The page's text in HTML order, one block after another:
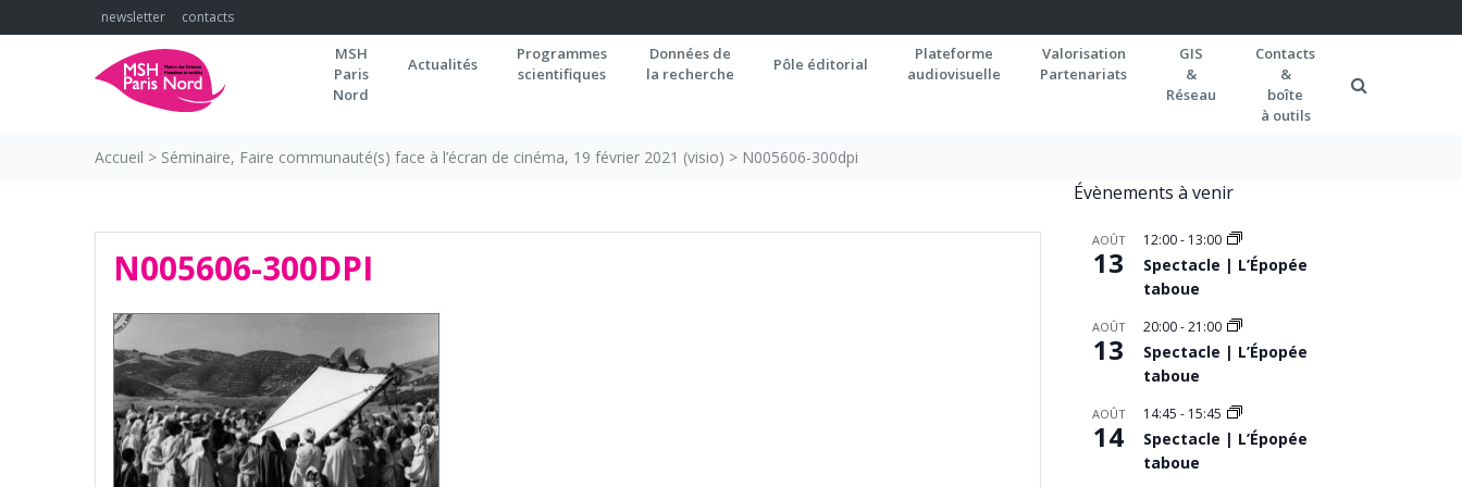
to
newsletter contacts
MSH
Paris
Nord
Actualités
Programmes
scientifiques
Données de
la recherche
Pôle éditorial
Plateforme
audiovisuelle
Valorisation
Partenariats
GIS
&
Réseau
Contacts
&
boîte
à outils
Accueil > Séminaire, Faire communauté(s) face à l’écran de cinéma, 19 février 2021 (visio) > N005606-300dpi
N005606-300DPI
Évènements à venir
AOÛT
13
12:00- 13:00
Spectacle | L’Épopée
taboue
AOÛT
13
20:00-21:00
Spectacle | L’Épopée
taboue
AOÛT
14
14:45 - 15:45
Spectacle | L’Épopée
taboue